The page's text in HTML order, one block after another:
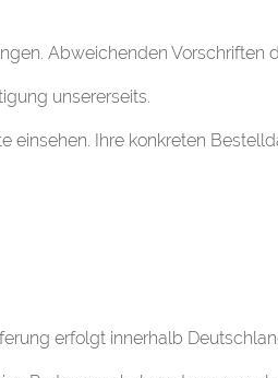
Abweichenden Vorschriften
unsererseits.
einsehen. Ihre konkreten
erfolgt innerhalb